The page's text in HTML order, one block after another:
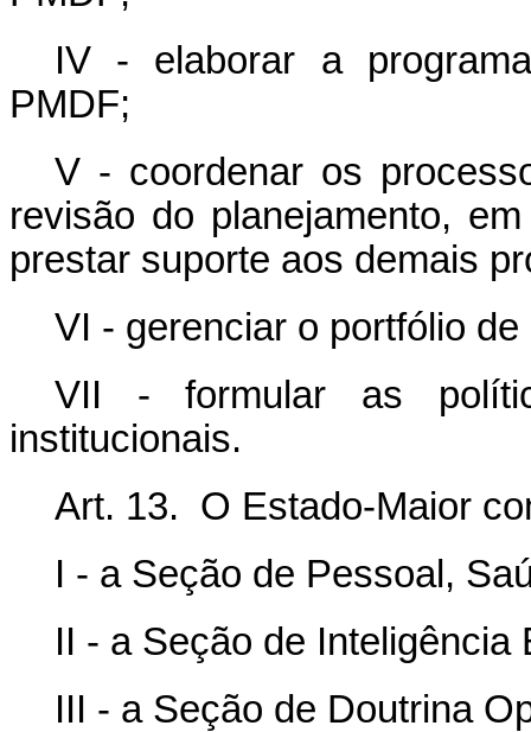
IV - elaborar a
PMDF;
V - coordenar os
revisão do planejamento,
prestar suporte aos demais
VI - gerenciar o portfólio
VII - formular as
institucionais.
Art. 13. O Estado-Maior
I - a Seção de Pessoal,
II - a Seção de Inteligência
III - a Seção de Doutrina